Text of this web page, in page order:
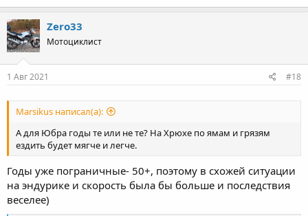
Zero33
Мотоциклист
1 Авг 2021 #18
Marsikus написал(а):
А для Юбра годы те или не те? На Хрюхе по ямам и грязям
ездить будет мягче и легче.
Годы уже пограничные- 50+, поэтому в схожей ситуации
на эндурике и скорость была бы больше и последствия
веселее)